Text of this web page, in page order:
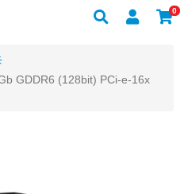
0
GDDR6 (128bit) PCi-e-16x